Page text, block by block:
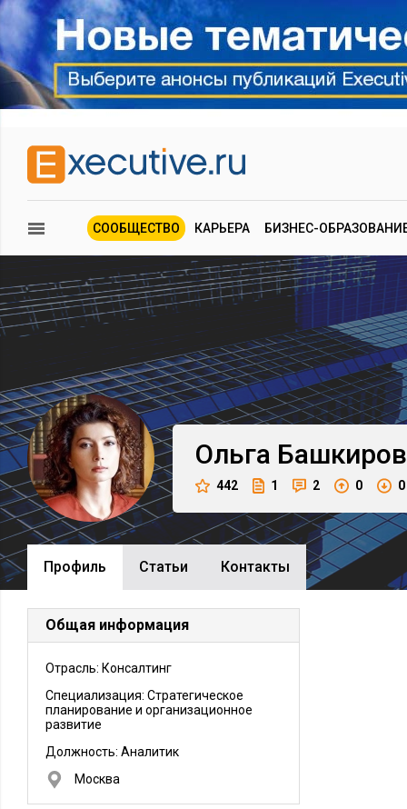
СООБЩЕСТВО КАРЬЕРА БИЗНЕС-
Ольга
442 1 2 0 0
Профиль Cтатьи Контакты
Общая информация
Отрасль: Консалтинг
Специализация: Стратегическое
планирование и организационное
развитие
Должность: Аналитик
Москва